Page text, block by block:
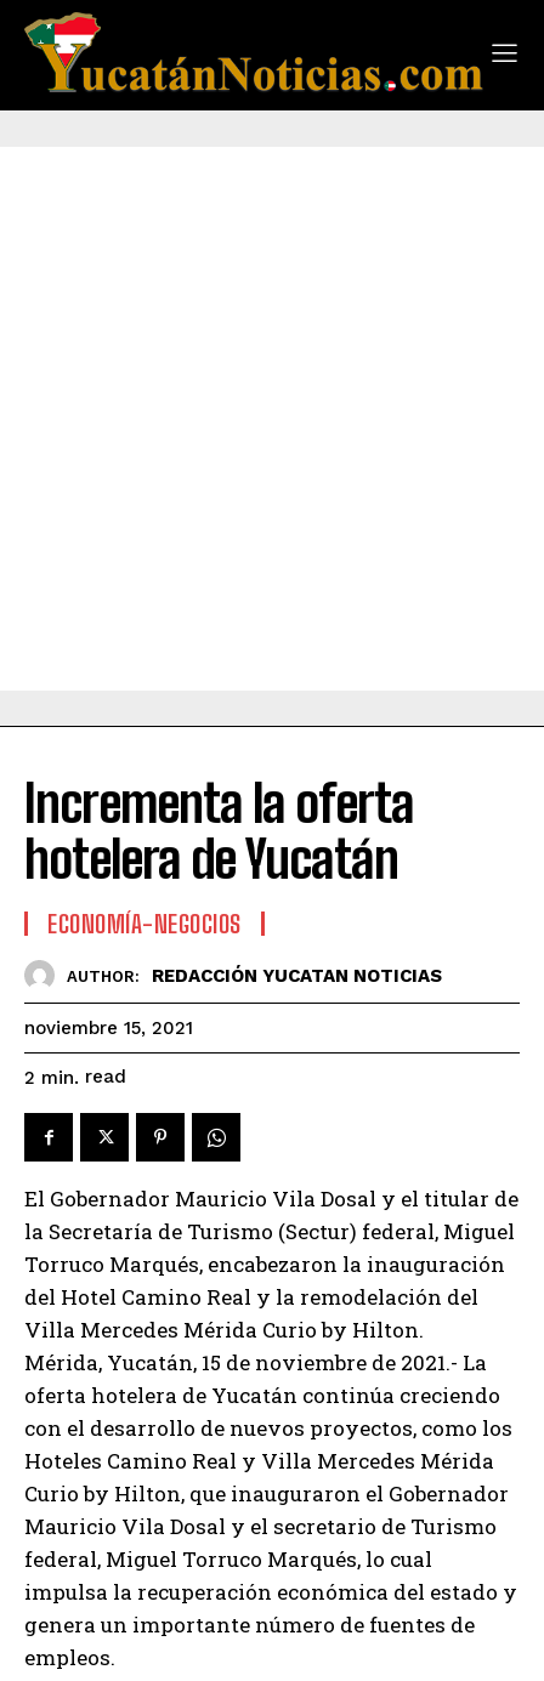
Incrementa la oferta
hotelera de Yucatán
ECONOMÍA-NEGOCIOS
AUTHOR: REDACCIÓN YUCATAN NOTICIAS
noviembre 15, 2021
2 min. read
El Gobernador Mauricio Vila Dosal y el titular de
la Secretaría de Turismo (Sectur) federal, Miguel
Torruco Marqués, encabezaron la inauguración
del Hotel Camino Real y la remodelación del
Villa Mercedes Mérida Curio by Hilton.
Mérida, Yucatán, 15 de noviembre de 2021.- La
oferta hotelera de Yucatán continúa creciendo
con el desarrollo de nuevos proyectos, como los
Hoteles Camino Real y Villa Mercedes Mérida
Curio by Hilton, que inauguraron el Gobernador
Mauricio Vila Dosal y el secretario de Turismo
federal, Miguel Torruco Marqués, lo cual
impulsa la recuperación económica del estado y
genera un importante número de fuentes de
empleos.